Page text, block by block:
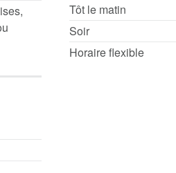
Tôt le matin
Soir
Horaire flexible